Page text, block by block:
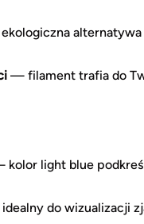
alternatywa
— filament trafia do
light blue
do wizualizacji